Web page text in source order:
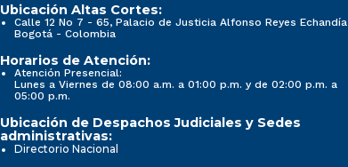
Ubicación Altas Cortes:
Calle 12 No 7 - 65, Palacio de Justicia Alfonso Reyes Echandía
Bogotá - Colombia
Horarios de Atención:
Atención Presencial:
Lunes a Viernes de 08:00 a.m. a 01:00 p.m. y de 02:00 p.m. a
05:00 p.m.
Ubicación de Despachos Judiciales y Sedes
administrativas:
Directorio Nacional